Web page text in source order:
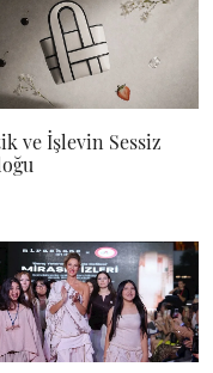
ve İşlevin Sessiz